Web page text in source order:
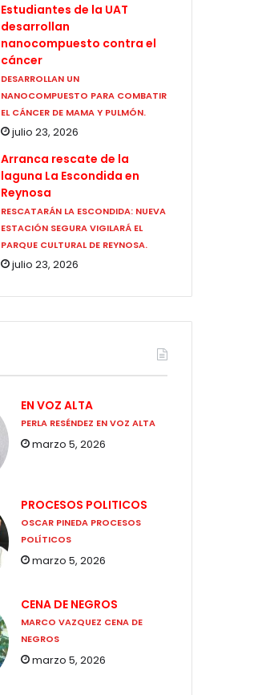
Estudiantes de la UAT
desarrollan
nanocompuesto contra el
cáncer
DESARROLLAN UN
NANOCOMPUESTO PARA COMBATIR
EL CÁNCER DE MAMA Y PULMÓN.
julio 23, 2026
Arranca rescate de la
laguna La Escondida en
Reynosa
RESCATARÁN LA ESCONDIDA: NUEVA
ESTACIÓN SEGURA VIGILARÁ EL
PARQUE CULTURAL DE REYNOSA.
julio 23, 2026
EN VOZ ALTA
PERLA RESÉNDEZ EN VOZ ALTA
marzo 5, 2026
PROCESOS POLITICOS
OSCAR PINEDA PROCESOS
POLÍTICOS
marzo 5, 2026
CENA DE NEGROS
MARCO VAZQUEZ CENA DE
NEGROS
marzo 5, 2026